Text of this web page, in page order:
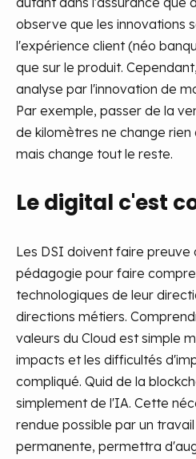
observe que les innovations
l'expérience client (néo
que sur le produit.
analyse par l'innovation de
Par exemple, passer de la
de kilomètres ne change
mais change tout le reste.
Le digital c'est
Les DSI doivent faire preuve
pédagogie pour faire
technologiques de leur
directions métiers.
valeurs du Cloud est simple
impacts et les difficultés
compliqué. Quid de la
simplement de l'IA. Cette
rendue possible par un
permanente, permettra